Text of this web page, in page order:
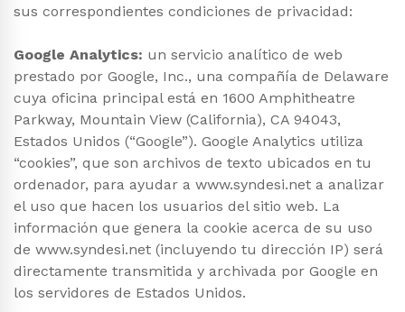
sus correspondientes condiciones de privacidad:
Google Analytics: un servicio analítico de web
prestado por Google, Inc., una compañía de Delaware
cuya oficina principal está en 1600 Amphitheatre
Parkway, Mountain View (California), CA 94043,
Estados Unidos (“Google”). Google Analytics utiliza
“cookies”, que son archivos de texto ubicados en tu
ordenador, para ayudar a www.syndesi.net a analizar
el uso que hacen los usuarios del sitio web. La
información que genera la cookie acerca de su uso
de www.syndesi.net (incluyendo tu dirección IP) será
directamente transmitida y archivada por Google en
los servidores de Estados Unidos.